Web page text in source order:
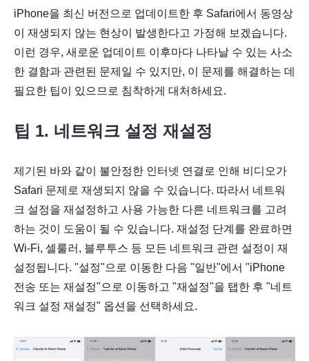
iPhone을 최신 버전으로 업데이트한 후 Safari에서 동영상
이 재생되지 않는 현상이 발생한다고 가정해 보겠습니다.
이런 경우, 새로운 업데이트 이후마다 나타날 수 있는 사소
한 결함과 관련된 문제일 수 있지만, 이 문제를 해결하는 데
필요한 팁이 있으므로 침착하게 대처하세요.
팁 1. 네트워크 설정 재설정
제기된 바와 같이 불안정한 인터넷 연결로 인해 비디오가
Safari 문제로 재생되지 않을 수 있습니다. 따라서 네트워
크 설정을 재설정하고 사용 가능한 다른 네트워크를 고려
하는 것이 도움이 될 수 있습니다. 재설정 단계를 완료하면
Wi-Fi, 셀룰러, 블루투스 등 모든 네트워크 관련 설정이 재
설정됩니다. "설정"으로 이동한 다음 "일반"에서 "iPhone
전송 또는 재설정"으로 이동하고 "재설정"을 탭한 후 "네트
워크 설정 재설정" 옵션을 선택하세요.